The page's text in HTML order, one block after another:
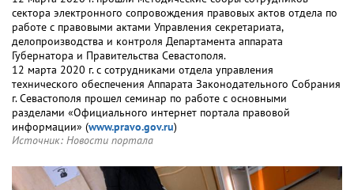
сектора электронного сопровождения правовых актов отдела по
работе с правовыми актами Управления секретариата,
делопроизводства и контроля Департамента аппарата
Губернатора и Правительства Севастополя.
12 марта 2020 г. с сотрудниками отдела управления
технического обеспечения Аппарата Законодательного Собрания
г. Севастополя прошел семинар по работе с основными
разделами «Официального интернет портала правовой
информации» (www.pravo.gov.ru)
Источник: Новости портала